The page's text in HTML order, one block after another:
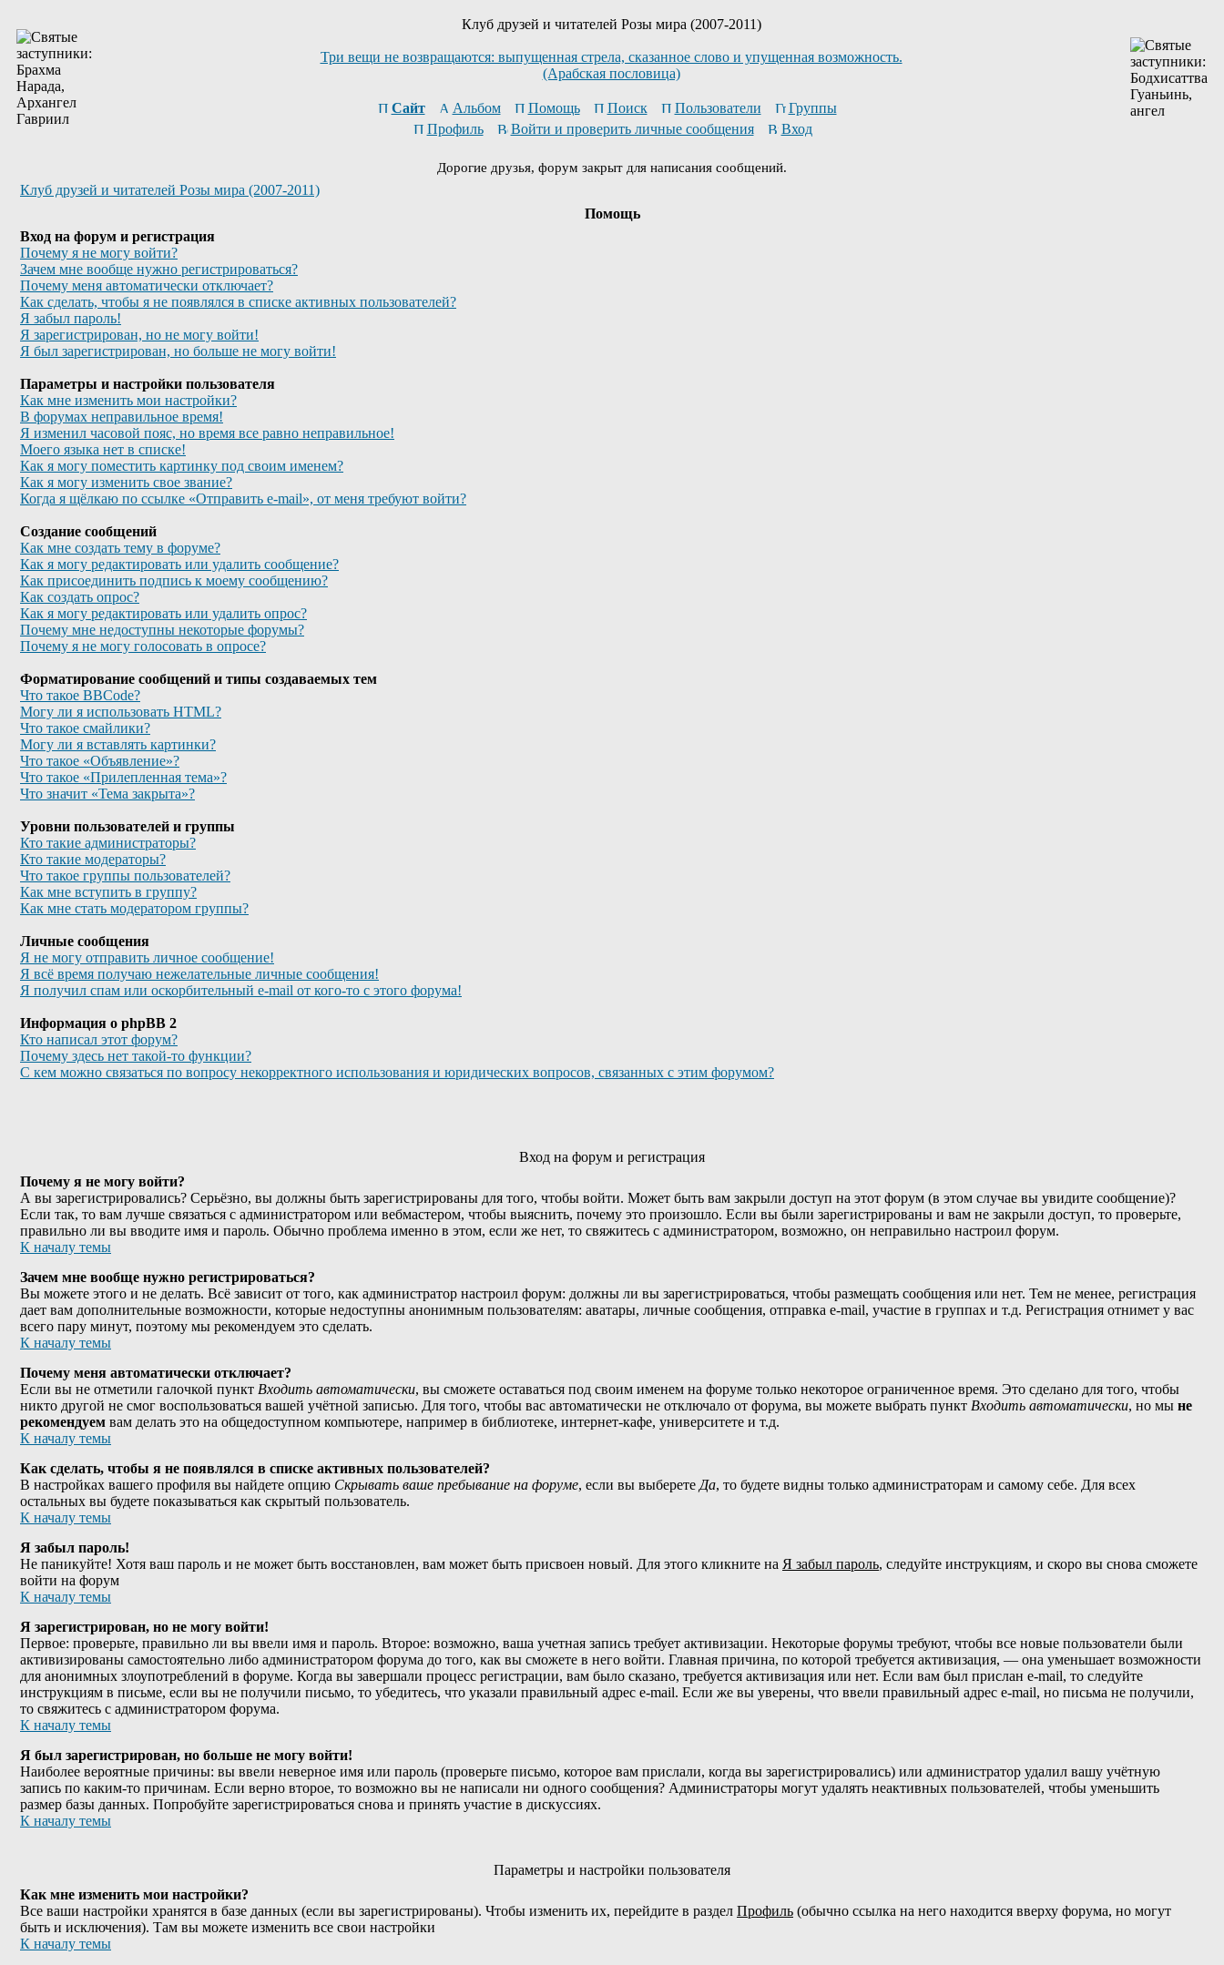
Клуб друзей и читателей Розы мира (2007-2011)
Три вещи не возвращаются: выпущенная стрела, сказанное слово и упущенная возможность.
(Арабская пословица)
Сайт Альбом Помощь Поиск Пользователи
Группы
Профиль
Войти и проверить личные сообщения Вход
Дорогие друзья, форум закрыт для написания сообщений.
Клуб друзей и читателей Розы мира (2007-2011)
Помощь
Вход на форум и регистрация
Почему я не могу войти?
Зачем мне вообще нужно регистрироваться?
Почему меня автоматически отключает?
Как сделать, чтобы я не появлялся в списке активных пользователей?
Я забыл пароль!
Я зарегистрирован, но не могу войти!
Я был зарегистрирован, но больше не могу войти!
Параметры и настройки пользователя
Как мне изменить мои настройки?
В форумах неправильное время!
Я изменил часовой пояс, но время все равно неправильное!
Моего языка нет в списке!
Как я могу поместить картинку под своим именем?
Как я могу изменить свое звание?
Когда я щёлкаю по ссылке «Отправить e-mail», от меня требуют войти?
Создание сообщений
Как мне создать тему в форуме?
Как я могу редактировать или удалить сообщение?
Как присоединить подпись к моему сообщению?
Как создать опрос?
Как я могу редактировать или удалить опрос?
Почему мне недоступны некоторые форумы?
Почему я не могу голосовать в опросе?
Форматирование сообщений и типы создаваемых тем
Что такое BBCode?
Могу ли я использовать HTML?
Что такое смайлики?
Могу ли я вставлять картинки?
Что такое «Объявление»?
Что такое «Прилепленная тема»?
Что значит «Тема закрыта»?
Уровни пользователей и группы
Кто такие администраторы?
Кто такие модераторы?
Что такое группы пользователей?
Как мне вступить в группу?
Как мне стать модератором группы?
Личные сообщения
Я не могу отправить личное сообщение!
Я всё время получаю нежелательные личные сообщения!
Я получил спам или оскорбительный e-mail от кого-то с этого форума!
Информация о phpBB 2
Кто написал этот форум?
Почему здесь нет такой-то функции?
С кем можно связаться по вопросу некорректного использования и юридических вопросов, связанных с этим форумом?
Вход на форум и регистрация
Почему я не могу войти?
А вы зарегистрировались? Серьёзно, вы должны быть зарегистрированы для того, чтобы войти. Может быть вам закрыли доступ на этот форум (в этом случае вы увидите сообщение)?
Если так, то вам лучше связаться с администратором или вебмастером, чтобы выяснить, почему это произошло. Если вы были зарегистрированы и вам не закрыли доступ, то проверьте,
правильно ли вы вводите имя и пароль. Обычно проблема именно в этом, если же нет, то свяжитесь с администратором, возможно, он неправильно настроил форум.
К началу темы
Зачем мне вообще нужно регистрироваться?
Вы можете этого и не делать. Всё зависит от того, как администратор настроил форум: должны ли вы зарегистрироваться, чтобы размещать сообщения или нет. Тем не менее, регистрация
дает вам дополнительные возможности, которые недоступны анонимным пользователям: аватары, личные сообщения, отправка e-mail, участие в группах и т.д. Регистрация отнимет у вас
всего пару минут, поэтому мы рекомендуем это сделать.
К началу темы
Почему меня автоматически отключает?
Если вы не отметили галочкой пункт Входить автоматически, вы сможете оставаться под своим именем на форуме только некоторое ограниченное время. Это сделано для того, чтобы
никто другой не смог воспользоваться вашей учётной записью. Для того, чтобы вас автоматически не отключало от форума, вы можете выбрать пункт Входить автоматически, но мы не
рекомендуем вам делать это на общедоступном компьютере, например в библиотеке, интернет-кафе, университете и т.д.
К началу темы
Как сделать, чтобы я не появлялся в списке активных пользователей?
В настройках вашего профиля вы найдете опцию Скрывать ваше пребывание на форуме, если вы выберете Да, то будете видны только администраторам и самому себе. Для всех
остальных вы будете показываться как скрытый пользователь.
К началу темы
Я забыл пароль!
Не паникуйте! Хотя ваш пароль и не может быть восстановлен, вам может быть присвоен новый. Для этого кликните на Я забыл пароль, следуйте инструкциям, и скоро вы снова сможете
войти на форум
К началу темы
Я зарегистрирован, но не могу войти!
Первое: проверьте, правильно ли вы ввели имя и пароль. Второе: возможно, ваша учетная запись требует активизации. Некоторые форумы требуют, чтобы все новые пользователи были
активизированы самостоятельно либо администратором форума до того, как вы сможете в него войти. Главная причина, по которой требуется активизация, — она уменьшает возможности
для анонимных злоупотреблений в форуме. Когда вы завершали процесс регистрации, вам было сказано, требуется активизация или нет. Если вам был прислан e-mail, то следуйте
инструкциям в письме, если вы не получили письмо, то убедитесь, что указали правильный адрес e-mail. Если же вы уверены, что ввели правильный адрес e-mail, но письма не получили,
то свяжитесь с администратором форума.
К началу темы
Я был зарегистрирован, но больше не могу войти!
Наиболее вероятные причины: вы ввели неверное имя или пароль (проверьте письмо, которое вам прислали, когда вы зарегистрировались) или администратор удалил вашу учётную
запись по каким-то причинам. Если верно второе, то возможно вы не написали ни одного сообщения? Администраторы могут удалять неактивных пользователей, чтобы уменьшить
размер базы данных. Попробуйте зарегистрироваться снова и принять участие в дискуссиях.
К началу темы
Параметры и настройки пользователя
Как мне изменить мои настройки?
Все ваши настройки хранятся в базе данных (если вы зарегистрированы). Чтобы изменить их, перейдите в раздел Профиль (обычно ссылка на него находится вверху форума, но могут
быть и исключения). Там вы можете изменить все свои настройки
К началу темы